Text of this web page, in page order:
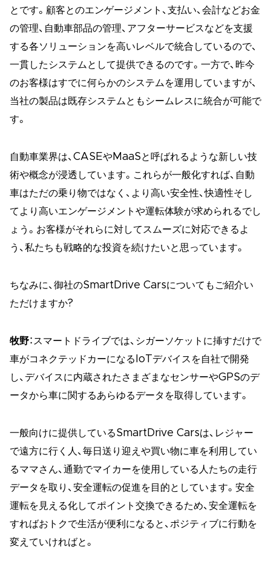
とです。顧客とのエンゲージメント、支払い、会計などお金
の管理、自動車部品の管理、アフターサービスなどを支援
する各ソリューションを高いレベルで統合しているので、
一貫したシステムとして提供できるのです。一方で、昨今
のお客様はすでに何らかのシステムを運用していますが、
当社の製品は既存システムともシームレスに統合が可能で
す。
自動車業界は、CASEやMaaSと呼ばれるような新しい技
術や概念が浸透しています。これらが一般化すれば、自動
車はただの乗り物ではなく、より高い安全性、快適性そし
てより高いエンゲージメントや運転体験が求められるでし
ょう。お客様がそれらに対してスムーズに対応できるよ
う、私たちも戦略的な投資を続けたいと思っています。
ちなみに、御社のSmartDrive Carsについてもご紹介い
ただけますか?
牧野：スマートドライブでは、シガーソケットに挿すだけで
車がコネクテッドカーになるIoTデバイスを自社で開発
し、デバイスに内蔵されたさまざまなセンサーやGPSのデ
ータから車に関するあらゆるデータを取得しています。
一般向けに提供しているSmartDrive Carsは、レジャー
で遠方に行く人、毎日送り迎えや買い物に車を利用してい
るママさん、通勤でマイカーを使用している人たちの走行
データを取り、安全運転の促進を目的としています。安全
運転を見える化してポイント交換できるため、安全運転を
すればおトクで生活が便利になると、ポジティブに行動を
変えていければと。